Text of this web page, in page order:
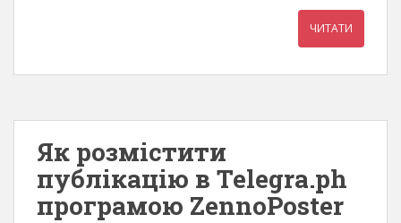
ЧИТАТИ
Як розмістити
публікацію в Telegra.ph
програмою ZennoPoster